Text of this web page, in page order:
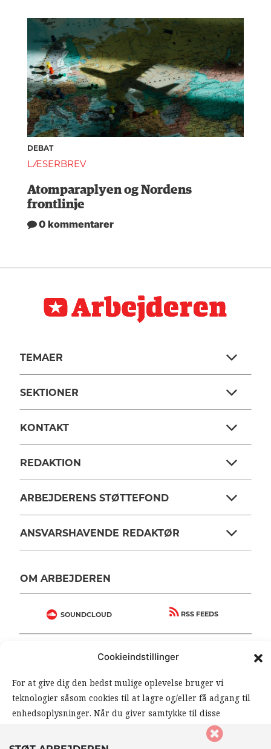
Cookieindstillinger
For at give dig den bedst mulige oplevelse bruger vi
teknologier såsom cookies til at lagre og/eller få adgang til
enhedsoplysninger. Når du giver samtykke til disse
teknologier, giver du os mulighed for at behandle data såsom
din browseradfærd eller unikke ID’er på dette website. Hvis
DEBAT
LÆSERBREV
Atomparaplyen og Nordens
frontlinje
0 kommentarer
TEMAER
SEKTIONER
KONTAKT
REDAKTION
ARBEJDERENS STØTTEFOND
ANSVARSHAVENDE REDAKTØR
OM ARBEJDEREN
SOUNDCLOUD RSS FEEDS
FØLG ARBEJDEREN
| |